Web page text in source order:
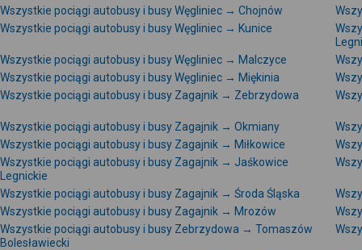
Wszystkie pociągi autobusy i busy Węgliniec → Chojnów
Wszystkie pociągi autobusy i busy Węgliniec → Kunice
Wszystkie pociągi autobusy i busy Węgliniec → Malczyce
Wszystkie pociągi autobusy i busy Węgliniec → Miękinia
Wszystkie pociągi autobusy i busy Zagajnik → Zebrzydowa
Wszystkie pociągi autobusy i busy Zagajnik → Okmiany
Wszystkie pociągi autobusy i busy Zagajnik → Miłkowice
Wszystkie pociągi autobusy i busy Zagajnik → Jaśkowice
Legnickie
Wszystkie pociągi autobusy i busy Zagajnik → Środa Śląska
Wszystkie pociągi autobusy i busy Zagajnik → Mrozów
Wszystkie pociągi autobusy i busy Zebrzydowa → Tomaszów
Bolesławiecki